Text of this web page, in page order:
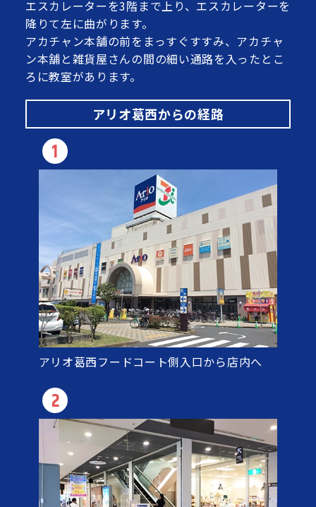
エスカレーターを3階まで上り、エスカレーターを
降りて左に曲がります。
アカチャン本舗の前をまっすぐすすみ、アカチャ
ン本舗と雑貨屋さんの間の細い通路を入ったとこ
ろに教室があります。
アリオ葛西からの経路
1
アリオ葛西フードコート側入口から店内へ
2